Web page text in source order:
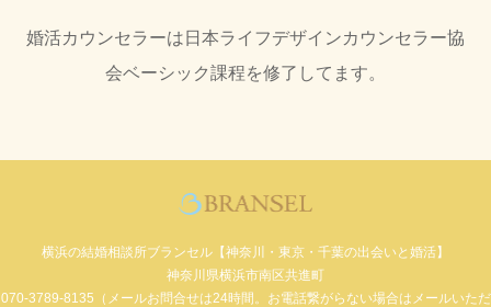
婚活カウンセラーは日本ライフデザインカウンセラー協
会ベーシック課程を修了してます。
横浜の結婚相談所ブランセル【神奈川・東京・千葉の出会いと婚活】
神奈川県横浜市南区共進町
070-3789-8135（メールお問合せは24時間。お電話繋がらない場合はメールいただ